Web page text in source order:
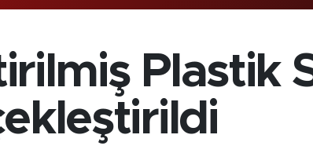
Plastik